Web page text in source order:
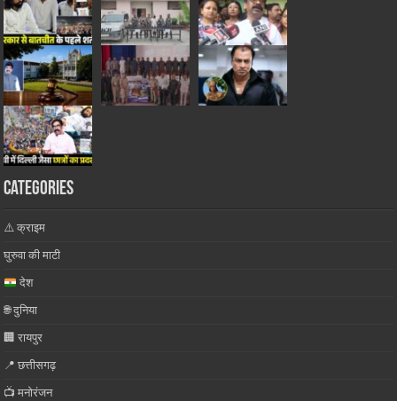
Categories
⚠️ क्राइम
घुरुवा की माटी
देश
🌐 दुनिया
🏢 रायपुर
📍 छत्तीसगढ़
📺 मनोरंजन